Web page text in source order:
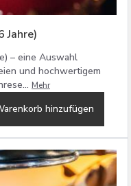
Jahre)
– eine Auswahl
und hochwertigem
Mehr
hinzufügen